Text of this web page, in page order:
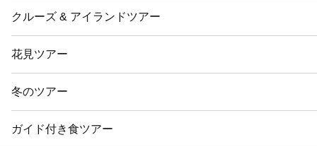
クルーズ & アイランドツアー
花見ツアー
冬のツアー
ガイド付き食ツアー